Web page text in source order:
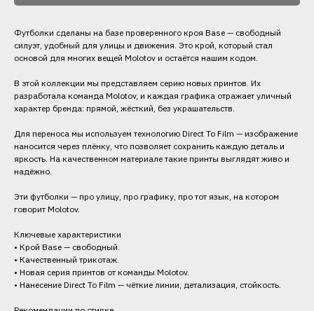
Футболки сделаны на базе проверенного кроя Base — свободный
силуэт, удобный для улицы и движения. Это крой, который стал
основой для многих вещей Molotov и остаётся нашим кодом.
В этой коллекции мы представляем серию новых принтов. Их
разработала команда Molotov, и каждая графика отражает уличный
характер бренда: прямой, жёсткий, без украшательств.
Для переноса мы используем технологию Direct To Film — изображение
наносится через плёнку, что позволяет сохранить каждую деталь и
яркость. На качественном материале такие принты выглядят живо и
надёжно.
Эти футболки — про улицу, про графику, про тот язык, на котором
говорит Molotov.
Ключевые характеристики
• Крой Base — свободный.
• Качественный трикотаж.
• Новая серия принтов от команды Molotov.
• Нанесение Direct To Film — чёткие линии, детализация, стойкость.